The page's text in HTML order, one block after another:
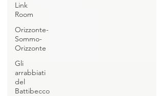
Link
Room
Orizzonte-
Sommo-
Orizzonte
Gli
arrabbiati
del
Battibecco